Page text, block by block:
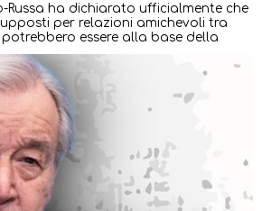
Russa ha dichiarato ufficialmente che
per relazioni amichevoli tra
essere alla base della